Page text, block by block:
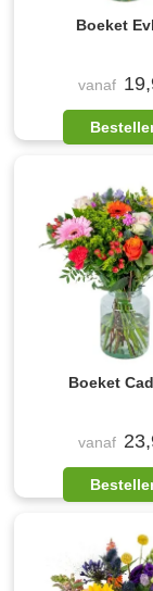
Boeket
vanaf
Boeket
vanaf